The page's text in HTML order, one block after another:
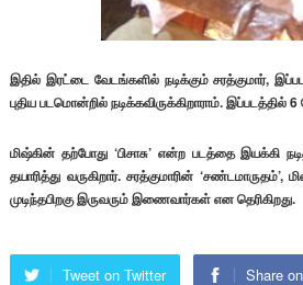
இதில் இரட்டை வேடங்களில் நடிக்கும் சரத்குமார்,
புதிய படமொன்றில் நடிக்கவிருக்கிறாராம். இப்படத்தில்
மிஷ்கின் தற்போது ‘பிசாசு’ என்ற படத்தை இயக்கி
தயாரித்து வருகிறார். சரத்குமாரின் ‘சண்டமாருதம்’,
முடிந்தபிறகு இருவரும் இணைவார்கள் என தெரிகிறது.
Tweet on Twitter Share